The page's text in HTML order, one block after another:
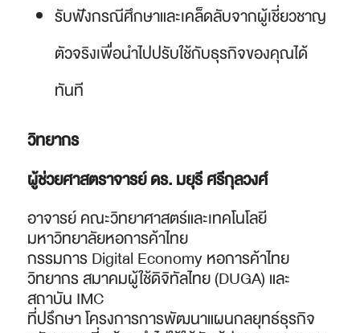
รับฟังกรณีศึกษาและเคล็ดลับจากผู้เชี่ยวชาญ
ตัวจริงเพื่อนำไปปรับใช้กับธุรกิจของคุณได้
ทันที
วิทยากร
ผู้ช่วยศาสตราจารย์ ดร. มยุรี ศรีกุลวงศ์
อาจารย์ คณะวิทยาศาสตร์และเทคโนโลยี
มหาวิทยาลัยหอการค้าไทย
กรรมการ Digital Economy หอการค้าไทย
วิทยากร สมาคมผู้ใช้ดิจิทัลไทย (DUGA) และ
สถาบัน IMC
ที่ปรึกษา โครงการการพัฒนาแผนกลยุทธ์ธุรกิจ